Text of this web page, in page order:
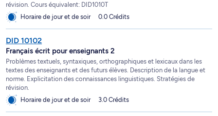
révision. Cours équivalent: DID1010T
Horaire de jour et de soir
0.0 Crédits
DID 10102
Français écrit pour enseignants 2
Problèmes textuels, syntaxiques, orthographiques et lexicaux dans les
textes des enseignants et des futurs élèves. Description de la langue et
norme. Explicitation des connaissances linguistiques. Stratégies de
révision.
Horaire de jour et de soir
3.0 Crédits